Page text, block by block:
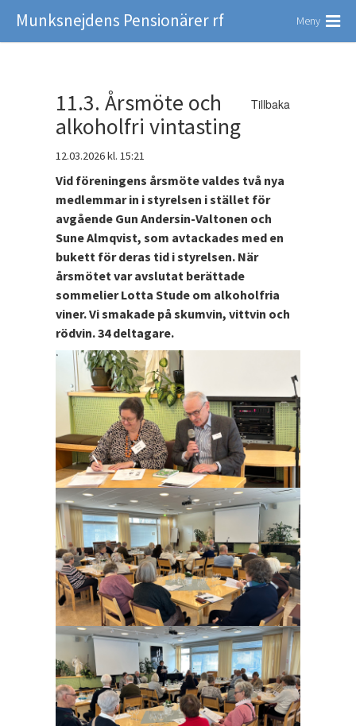
Munksnejdens Pensionärer rf Meny
Tillbaka
11.3. Årsmöte och
alkoholfri vintasting
12.03.2026kl. 15:21
Vid föreningens årsmöte valdes två nya
medlemmar in i styrelsen i stället för
avgående Gun Andersin-Valtonen och
Sune Almqvist, som avtackades med en
bukett för deras tid i styrelsen. När
årsmötet var avslutat berättade
sommelier Lotta Stude om alkoholfria
viner. Vi smakade på skumvin, vittvin och
rödvin. 34 deltagare.